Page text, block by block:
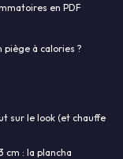
en PDF
piège à calories ?
sur le look (et chauffe
cm : la plancha